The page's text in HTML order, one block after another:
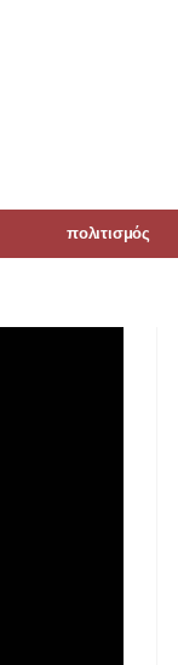
πολιτισμός